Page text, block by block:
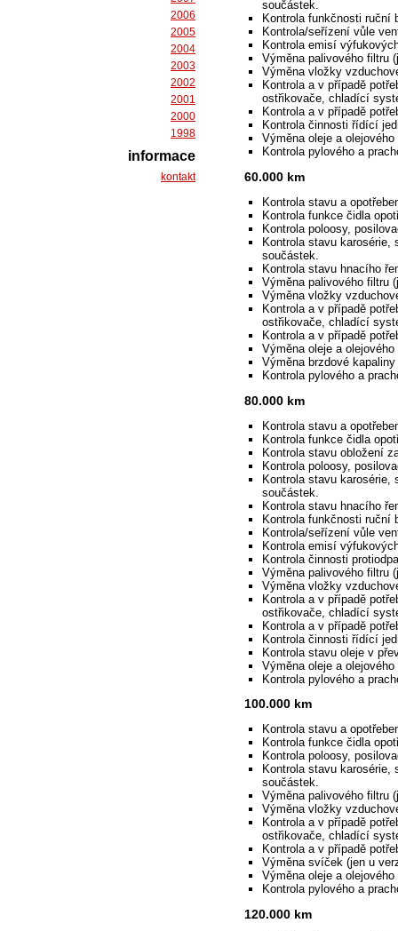
součástek.
Kontrola funkčnosti ruční
Kontrola/seřízení vůle
Kontrola emisí
Výměna palivového filtru
Výměna vložky
Kontrola a v případě
ostřikovače, chladící
Kontrola a v případě
Kontrola činnosti řídící
Výměna oleje a olejového
Kontrola pylového a
60.000 km
Kontrola stavu a
Kontrola funkce čidla
Kontrola poloosy,
Kontrola stavu
součástek.
Kontrola stavu hnacího
Výměna palivového filtru
Výměna vložky
Kontrola a v případě
ostřikovače, chladící
Kontrola a v případě
Výměna oleje a olejového
Výměna brzdové kapaliny
Kontrola pylového a
80.000 km
Kontrola stavu a
Kontrola funkce čidla
Kontrola stavu obložení
Kontrola poloosy,
Kontrola stavu karosérie,
součástek.
Kontrola stavu hnacího
Kontrola funkčnosti ruční
Kontrola/seřízení vůle
Kontrola emisí
Kontrola činnosti
Výměna palivového filtru
Výměna vložky
Kontrola a v případě
ostřikovače, chladící
Kontrola a v případě
Kontrola činnosti řídící
Kontrola stavu oleje v
Výměna oleje a olejového
Kontrola pylového a
100.000 km
Kontrola stavu a
Kontrola funkce čidla
Kontrola poloosy,
Kontrola stavu
součástek.
Výměna palivového filtru
Výměna vložky
Kontrola a v případě
ostřikovače, chladící
Kontrola a v případě
Výměna svíček (jen u
Výměna oleje a olejového
Kontrola pylového a
120.000 km
2006
2005
2004
2003
2002
2001
2000
1998
informace
kontakt